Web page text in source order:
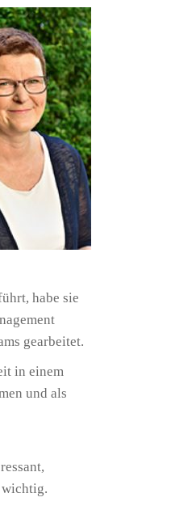
habe sie
gearbeitet.
in einem
und als